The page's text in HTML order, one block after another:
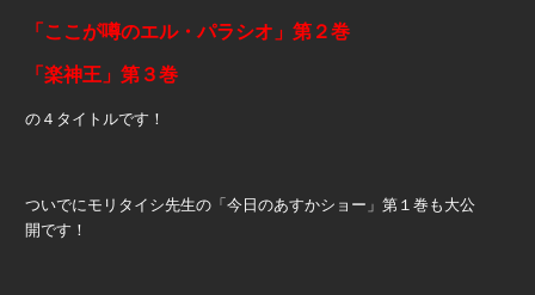
「ここが噂のエル・パラシオ」第２巻
「楽神王」第３巻
の４タイトルです！
ついでにモリタイシ先生の「今日のあすかショー」第１巻も大公
開です！